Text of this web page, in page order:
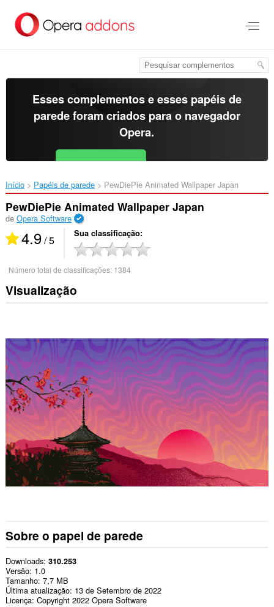
para
Esses complementos e esses papéis de
parede foram criados para o navegador
Opera.
Baixar o Opera Free for Android
Início Papéis de parede PewDiePie Animated Wallpaper Japan‎
PewDiePie Animated Wallpaper Japan
de Opera Software
4.9/ 5 Sua classificação
Número total de classificações: 1384
Visualização
Sobre o papel de parede
Downloads 310.253
Versão 1.0
Tamanho 7,7 MB
Última atualização 13 de Setembro de 2022
Licença Copyright 2022 Opera Software